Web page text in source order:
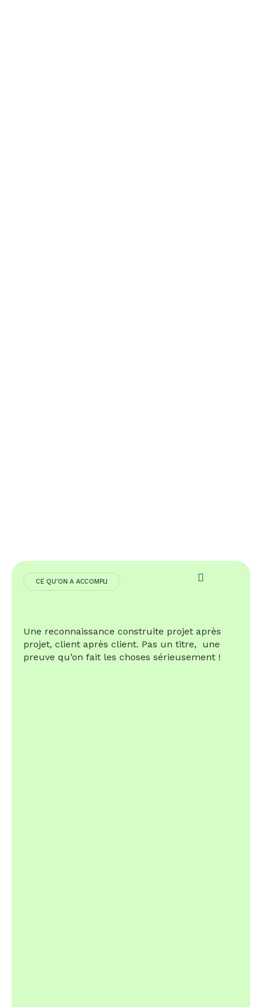
CE QU'ON A ACCOMPLI
Une reconnaissance construite projet après
projet, client après client. Pas un titre, une
preuve qu’on fait les choses sérieusement !